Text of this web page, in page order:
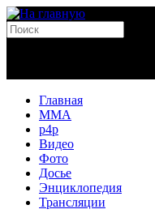
Главная
MMA
p4p
Видео
Фото
Досье
Энциклопедия
Трансляции